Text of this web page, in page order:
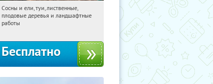
10:38:53 Получили:
Московская обл., г. Химки,
Сосны и ели, туи, лиственные,
плодовые деревья и ландшафтные
работы
Бесплатно